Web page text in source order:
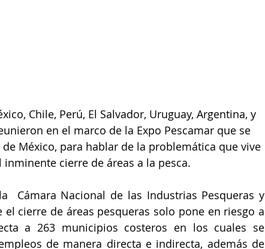
Chile, Perú, El Salvador, Uruguay, Argentina, y
en el marco de la Expo Pescamar que se
México, para hablar de la problemática que vive
cierre de áreas a la pesca.
Cámara Nacional de las Industrias Pesqueras y
el cierre de áreas pesqueras solo pone en riesgo a
a 263 municipios costeros en los cuales se
de manera directa e indirecta, además de